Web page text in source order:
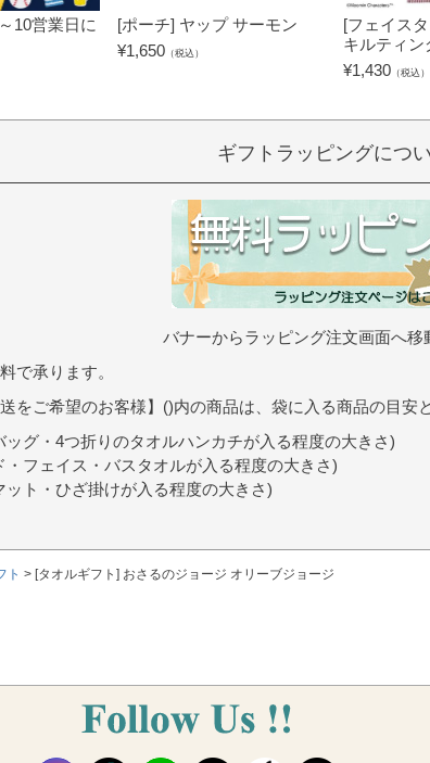
10営業日に
[ポーチ] ヤップ サーモン
¥1,650 （税込）
[フェイス
キルティン
¥1,430 （税込）
ギフトラッピングにつ
バナーからラッピング注文画面へ移
で承ります。
送をご希望のお客様】()内の商品は、袋に入る商品の目安
グ・4つ折りのタオルハンカチが入る程度の大きさ)
フェイス・バスタオルが入る程度の大きさ)
ト・ひざ掛けが入る程度の大きさ)
ト [タオルギフト] おさるのジョージ オリーブジョージ